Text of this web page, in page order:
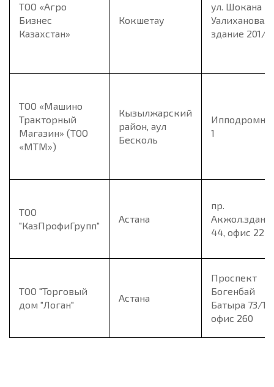
ТОО «Агро
Бизнес
Казахстан»
Кокшетау
ул. Шокана
Уалиханова,
здание 201/
ТОО «Машино
Тракторный
Магазин» (ТОО
«МТМ»)
Кызылжарский
район, аул
Бесколь
1
ТОО
"КазПрофиГрупп"
Астана
пр.
44, офис 22
ТОО "Торговый
дом "Логан"
Астана
Проспект
Богенбай
Батыра 73/1
офис 260